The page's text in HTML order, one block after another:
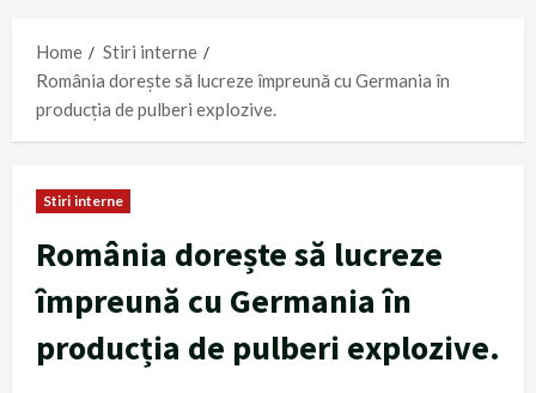
Home
Stiri interne
România dorește să lucreze împreună cu Germania în
producția de pulberi explozive.
Stiri interne
România dorește să lucreze
împreună cu Germania în
producția de pulberi explozive.